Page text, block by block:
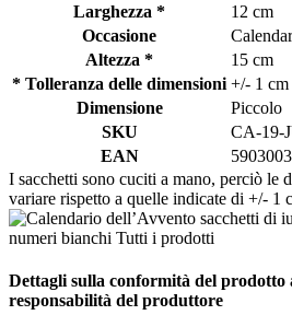
Larghezza *
12 cm
Occasione
Altezza *
15 cm
* Tolleranza delle dimensioni +/- 1 cm
Dimensione
Piccolo
SKU
CA-19-
EAN
I sacchetti sono cuciti a mano, perciò le
variare rispetto a quelle indicate di +/- 1
Dettagli sulla conformità del prodotto
responsabilità del produttore